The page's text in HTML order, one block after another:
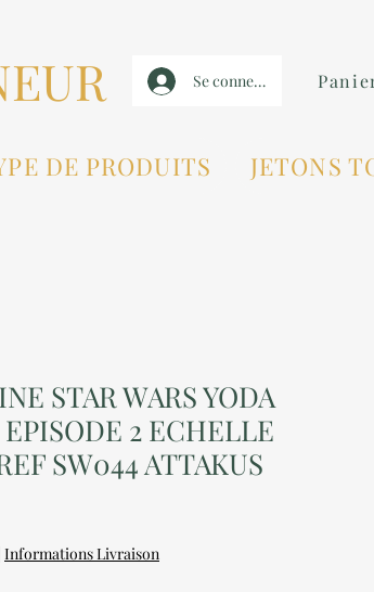
Se connecter
DE PRODUITS JETONS
STAR WARS YODA
EPISODE 2 ECHELLE
SW044 ATTAKUS
Informations Livraison